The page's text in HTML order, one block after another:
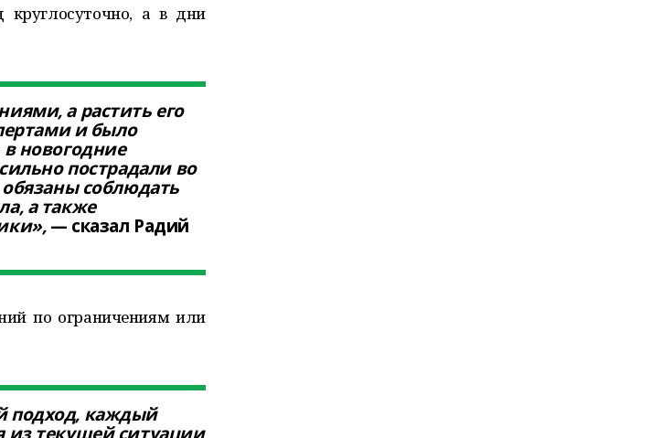
круглосуточно, а в дни
а растить его
и было
новогодние
пострадали во
соблюдать
а также
— сказал Радий
по ограничениям или
подход, каждый